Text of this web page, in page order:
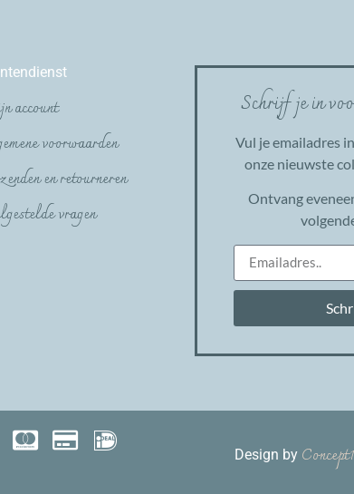
account
voorwaarden
en retourneren
vragen
Schrijf je in
Vul je emailadres
onze nieuwste
Ontvang
Design by